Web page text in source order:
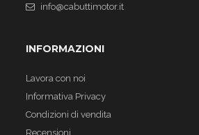
info@cabuttimotor.it
INFORMAZIONI
Lavora con noi
Informativa Privacy
Condizioni di vendita
Recensioni